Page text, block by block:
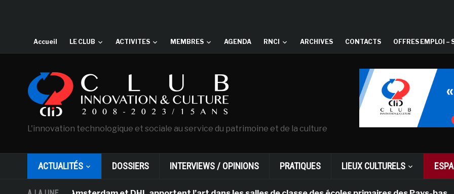
Accueil LE CLUB ACTIVITES MEMBRES AGENDA RNCI ARCHIVES CONTACTS OFFRES EMPLOI –
L'innovation technologique et sociale au service du patrimoine et de la culture
ACTUALITÉS DOSSIERS INTERVIEWS / OPINIONS PRATIQUES LIEUX CULTURELS